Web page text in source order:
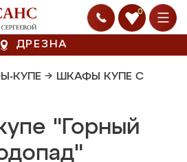
0
ДРЕЗНА
КУПЕ → ШКАФЫ КУПЕ С
"Горный